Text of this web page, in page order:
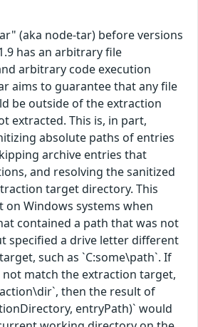
(aka node-tar) before versions
has an arbitrary file
arbitrary code execution
aims to guarantee that any file
be outside of the extraction
extracted. This is, in part,
absolute paths of entries
archive entries that
and resolving the sanitized
target directory. This
on Windows systems when
contained a path that was not
specified a drive letter different
such as `C:some\path`. If
match the extraction target,
then the result of
entryPath)` would